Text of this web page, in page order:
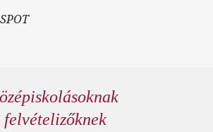
felvételizőknek